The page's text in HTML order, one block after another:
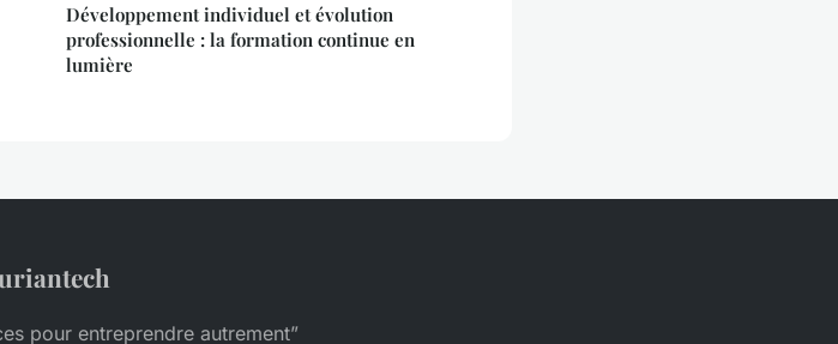
Développement individuel et évolution
professionnelle : la formation continue en
lumière
pour entreprendre autrement”